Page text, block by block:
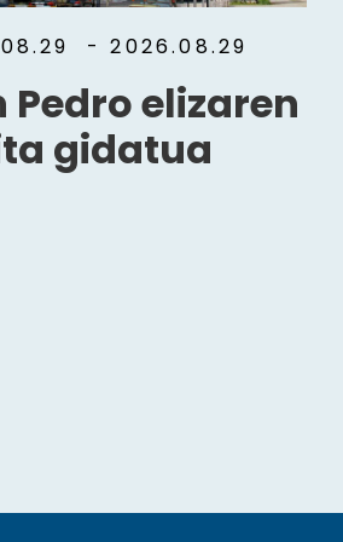
- 2026.08.29
Pedro elizaren
gidatua